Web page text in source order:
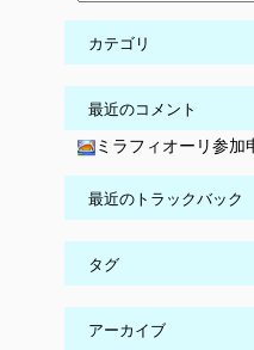
カテゴリ
最近のコメント
ミラフィオーリ参
最近のトラックバック
タグ
アーカイブ